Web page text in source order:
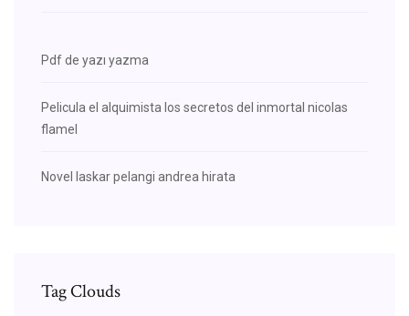
Pdf de yazı yazma
Pelicula el alquimista los secretos del inmortal nicolas
flamel
Novel laskar pelangi andrea hirata
Tag Clouds